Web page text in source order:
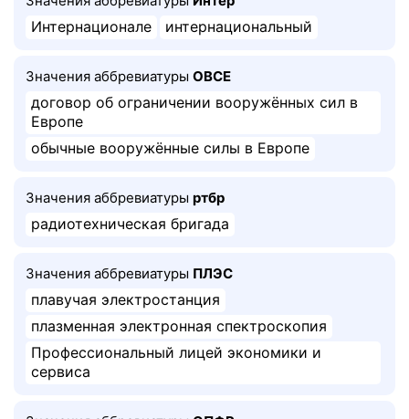
Интернационале интернациональный
Значения аббревиатуры ОВСЕ
договор об ограничении вооружённых сил в
Европе
обычные вооружённые силы в Европе
Значения аббревиатуры ртбр
радиотехническая бригада
Значения аббревиатуры ПЛЭС
плавучая электростанция
плазменная электронная спектроскопия
Профессиональный лицей экономики и
сервиса